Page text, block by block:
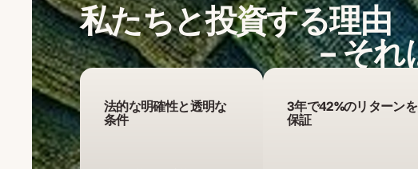
私たちと投資する理由
– それ
法的な明確性と透明な
条件
3年で42%のリターンを
保証